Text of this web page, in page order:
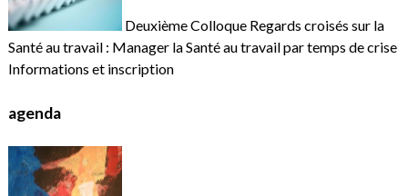
Deuxième Colloque Regards croisés sur la
Santé au travail : Manager la Santé au travail par temps de crise
Informations et inscription
agenda